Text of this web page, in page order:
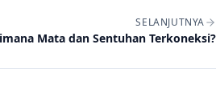
SELANJUTNYA
Mata dan Sentuhan Terkoneksi?